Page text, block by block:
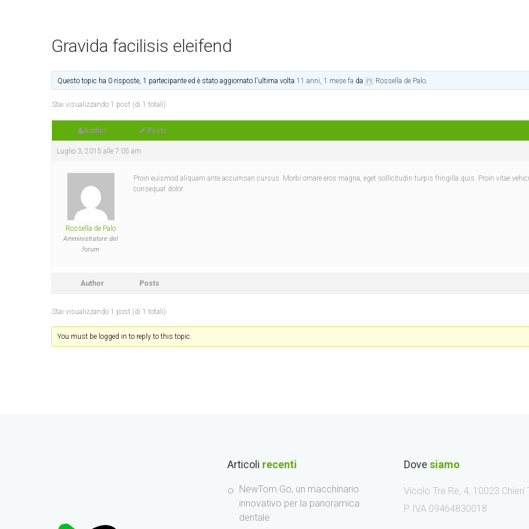
Gravida facilisis eleifend
Questo topic ha 0 risposte, 1 partecipante ed è stato aggiornato l'ultima volta11 anni, 1 mese fa da Rossella de Palo.
Stai visualizzando 1 post (di 1 totali)
Author Posts
Luglio 3, 2015 alle 7:05 am
Rossella de Palo
Amministratore del
forum
Proin euismod aliquam ante accumsan cursus. Morbi ornare eros magna, eget sollicitudin turpis fringilla quis. Proin vitae
consequat dolor.
Author Posts
Stai visualizzando 1 post (di 1 totali)
You must be logged in to reply to this topic.
Articoli recenti
NewTom Go, un macchinario
innovativo per la panoramica
dentale
Dove siamo
Vicolo Tre Re, 4, 10023 Chieri
P IVA 09464830018